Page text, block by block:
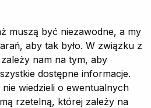
muszą być niezawodne, a my
aby tak było. W związku z
nam na tym, aby
dostępne informacje.
wiedzieli o ewentualnych
rzetelną, której zależy na